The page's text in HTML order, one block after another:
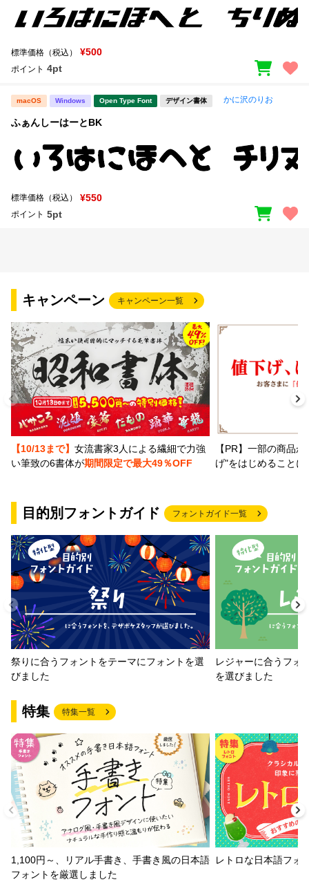
標準価格（税込） ¥500
ポイント 4pt
macOS Windows Open Type Font デザイン書体 かに沢のりお
ふぁんしーはーとBK
標準価格（税込） ¥550
ポイント 5pt
キャンペーン キャンペーン一覧
【10/13まで】 女流書家3人による繊細で力強
い筆致の6書体が期間限定で最大49％OFF
【PR】一部の商品
げ"をはじめること
目的別フォントガイド フォントガイド一覧
祭りに合うフォントをテーマにフォントを選
びました
レジャーに合うフォ
を選びました
特集 特集一覧
1,100円～、リアル手書き、手書き風の日本語
フォントを厳選しました
レトロな日本語フォ